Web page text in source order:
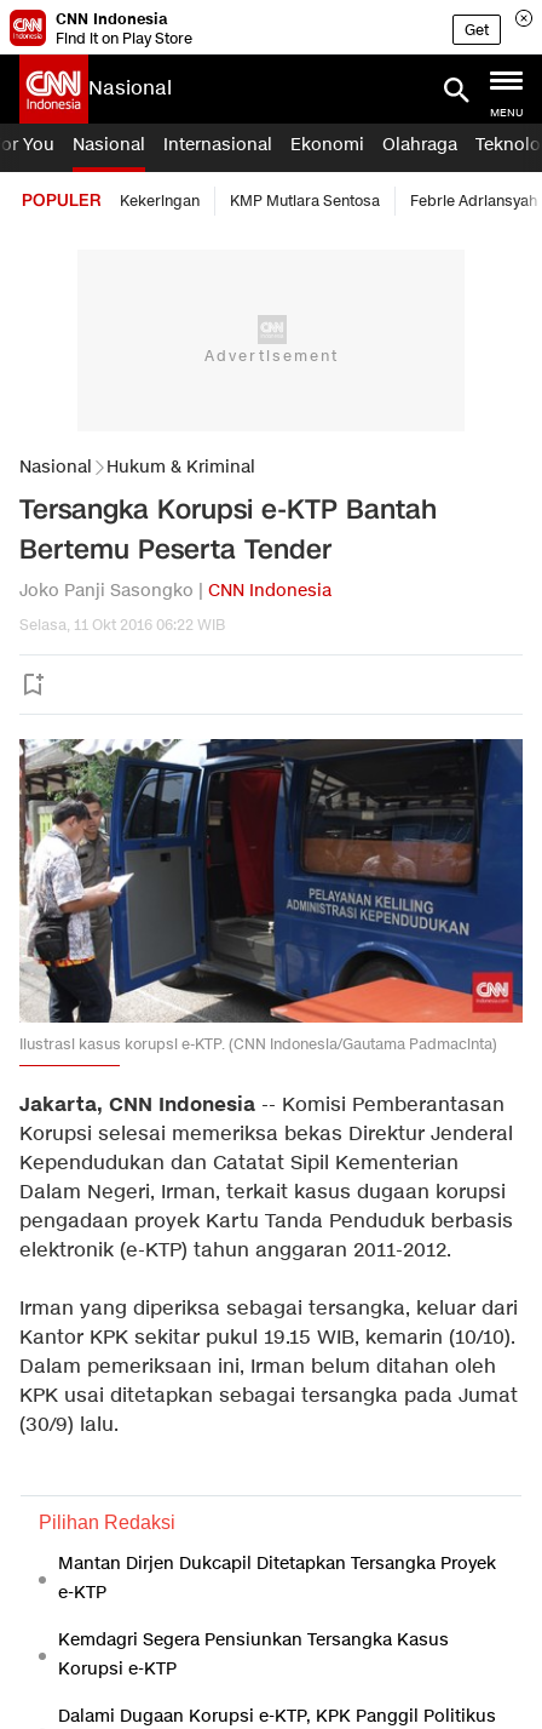
CNN Indonesia
Find it on Play Store
Get
Nasional
MENU
You Nasional Internasional Ekonomi Olahraga
POPULER Kekeringan KMP Mutiara Sentosa Febrie Adriansyah
Nasional Hukum & Kriminal
Tersangka Korupsi e-KTP Bantah
Bertemu Peserta Tender
Joko Panji Sasongko | CNN Indonesia
Selasa, 11 Okt 2016 06:22 WIB
Ilustrasi kasus korupsi e-KTP. (CNN Indonesia/Gautama Padmacinta)
Jakarta, CNN Indonesia -- Komisi Pemberantasan
Korupsi selesai memeriksa bekas Direktur Jenderal
Kependudukan dan Catatat Sipil Kementerian
Dalam Negeri, Irman, terkait kasus dugaan korupsi
pengadaan proyek Kartu Tanda Penduduk berbasis
elektronik (e-KTP) tahun anggaran 2011-2012.
Irman yang diperiksa sebagai tersangka, keluar dari
Kantor KPK sekitar pukul 19.15 WIB, kemarin (10/10).
Dalam pemeriksaan ini, Irman belum ditahan oleh
KPK usai ditetapkan sebagai tersangka pada Jumat
(30/9) lalu.
Pilihan Redaksi
Mantan Dirjen Dukcapil Ditetapkan Tersangka Proyek
e-KTP
Kemdagri Segera Pensiunkan Tersangka Kasus
Korupsi e-KTP
Dalami Dugaan Korupsi e-KTP, KPK Panggil Politikus